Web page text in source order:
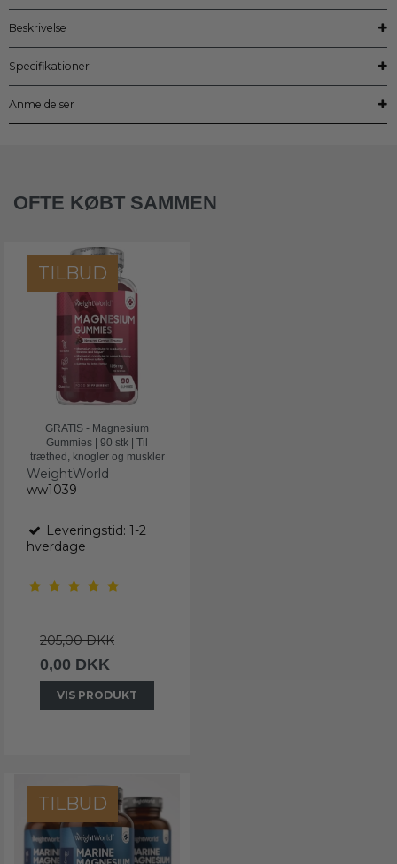
Beskrivelse
Specifikationer
Anmeldelser
OFTE KØBT SAMMEN
TILBUD
GRATIS - Magnesium
Gummies | 90 stk | Til
træthed, knogler og muskler
WeightWorld
ww1039
Leveringstid: 1-2
hverdage
205,00 DKK
0,00 DKK
VIS PRODUKT
TILBUD